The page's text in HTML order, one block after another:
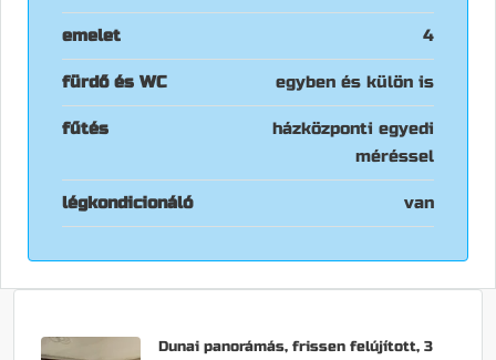
emelet 4
fürdő és WC egyben és külön is
fűtés
házközponti egyedi
méréssel
légkondicionáló van
Dunai panorámás, frissen felújított, 3